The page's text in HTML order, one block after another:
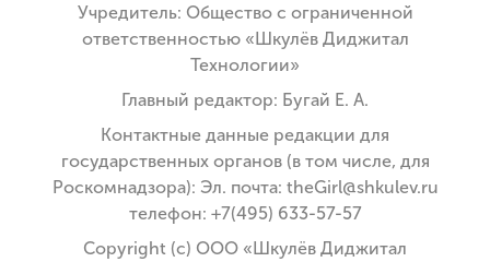
Учредитель: Общество с ограниченной
ответственностью «Шкулёв Диджитал
Технологии»
Главный редактор: Бугай Е. А.
Контактные данные редакции для
государственных органов (в том числе, для
Роскомнадзора): Эл. почта: theGirl@shkulev.ru
телефон: +7(495) 633-57-57
Copyright (с) ООО «Шкулёв Диджитал